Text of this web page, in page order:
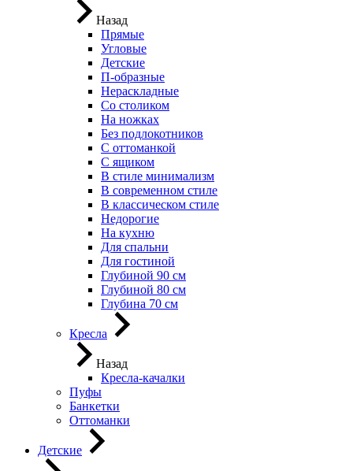
Назад
Прямые
Угловые
Детские
П-образные
Нераскладные
Со столиком
На ножках
Без подлокотников
С оттоманкой
С ящиком
В стиле минимализм
В современном стиле
В классическом стиле
Недорогие
На кухню
Для спальни
Для гостиной
Глубиной 90 см
Глубиной 80 см
Глубина 70 см
Кресла
Назад
Кресла-качалки
Пуфы
Банкетки
Оттоманки
Детские